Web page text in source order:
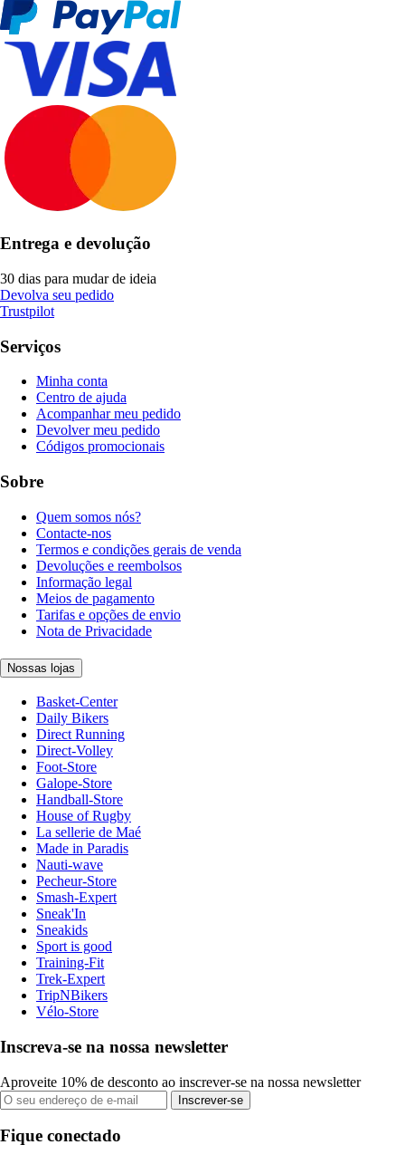
Entrega e devolução
30 dias para mudar de ideia
Devolva seu pedido
Trustpilot
Serviços
Minha conta
Centro de ajuda
Acompanhar meu pedido
Devolver meu pedido
Códigos promocionais
Sobre
Quem somos nós?
Contacte-nos
Termos e condições gerais de venda
Devoluções e reembolsos
Informação legal
Meios de pagamento
Tarifas e opções de envio
Nota de Privacidade
Nossas lojas
Basket-Center
Daily Bikers
Direct Running
Direct-Volley
Foot-Store
Galope-Store
Handball-Store
House of Rugby
La sellerie de Maé
Made in Paradis
Nauti-wave
Pecheur-Store
Smash-Expert
Sneak'In
Sneakids
Sport is good
Training-Fit
Trek-Expert
TripNBikers
Vélo-Store
Inscreva-se na nossa newsletter
Aproveite 10% de desconto ao inscrever-se na nossa newsletter
Inscrever-se
Fique conectado